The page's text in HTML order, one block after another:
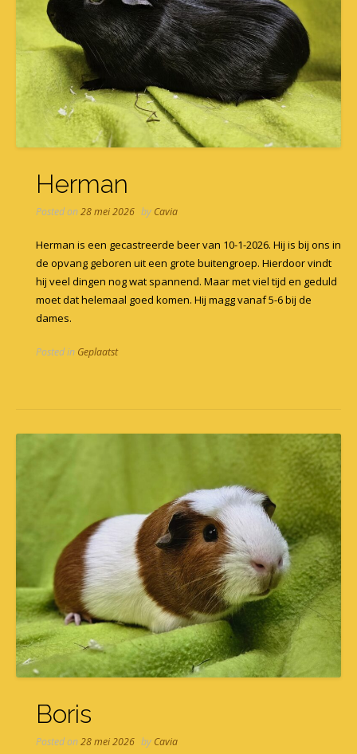
Herman
Posted on28 mei 2026 by Cavia
Herman is een gecastreerde beer van 10-1-2026. Hij is bij ons in
de opvang geboren uit een grote buitengroep. Hierdoor vindt
hij veel dingen nog wat spannend. Maar met viel tijd en geduld
moet dat helemaal goed komen. Hij magg vanaf 5-6 bij de
dames.
Posted in Geplaatst
Boris
Posted on28 mei 2026 by Cavia